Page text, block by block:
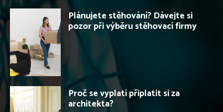
Plánujete stěhování? Dávejte si
pozor při výběru stěhovací firmy
Proč se vyplatí připlatit si za
architekta?